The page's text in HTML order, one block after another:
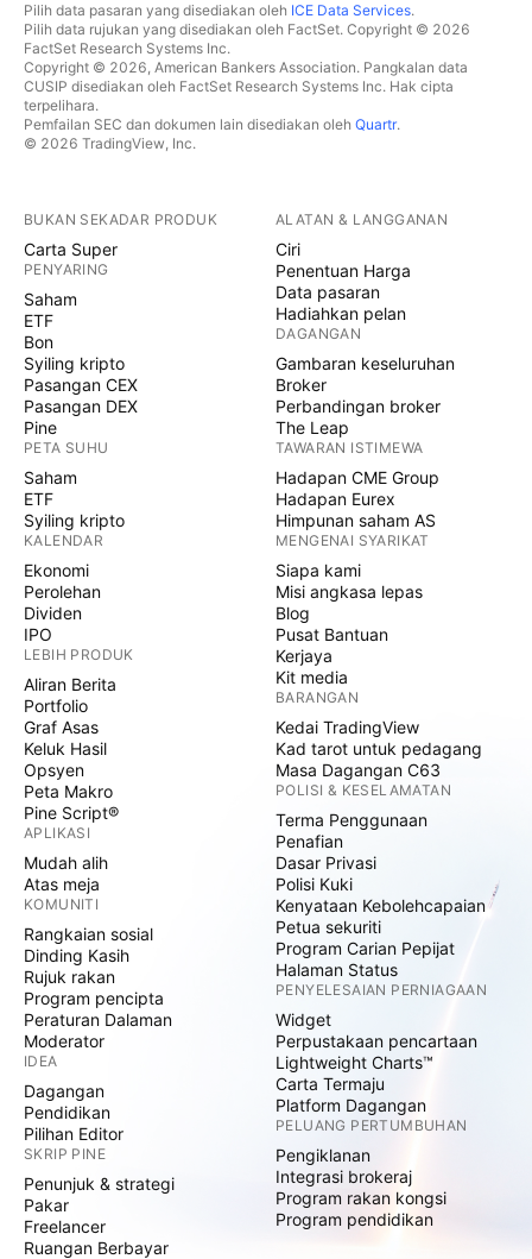
Pilih data pasaran yang disediakan oleh ICE Data Services.
Pilih data rujukan yang disediakan oleh FactSet. Copyright © 2026
FactSet Research Systems Inc.
Copyright © 2026, American Bankers Association. Pangkalan data
CUSIP disediakan oleh FactSet Research Systems Inc. Hak cipta
terpelihara.
Pemfailan SEC dan dokumen lain disediakan oleh Quartr.
© 2026 TradingView, Inc.
BUKAN SEKADAR PRODUK
Carta Super
PENYARING
Saham
ETF
Bon
Syiling kripto
Pasangan CEX
Pasangan DEX
Pine
PETA SUHU
Saham
ETF
Syiling kripto
KALENDAR
Ekonomi
Perolehan
Dividen
IPO
LEBIH PRODUK
Aliran Berita
Portfolio
Graf Asas
Keluk Hasil
Opsyen
Peta Makro
Pine Script®
APLIKASI
Mudah alih
Atas meja
KOMUNITI
Rangkaian sosial
Dinding Kasih
Rujuk rakan
Program pencipta
Peraturan Dalaman
Moderator
IDEA
Dagangan
Pendidikan
Pilihan Editor
SKRIP PINE
Penunjuk & strategi
Pakar
Freelancer
Ruangan Berbayar
ALATAN & LANGGANAN
Ciri
Penentuan Harga
Data pasaran
Hadiahkan pelan
DAGANGAN
Gambaran keseluruhan
Broker
Perbandingan broker
The Leap
TAWARAN ISTIMEWA
Hadapan CME Group
Hadapan Eurex
Himpunan saham AS
MENGENAI SYARIKAT
Siapa kami
Misi angkasa lepas
Blog
Pusat Bantuan
Kerjaya
Kit media
BARANGAN
Kedai TradingView
Kad tarot untuk pedagang
Masa Dagangan C63
POLISI & KESELAMATAN
Terma Penggunaan
Penafian
Dasar Privasi
Polisi Kuki
Kenyataan Kebolehcapaian
Petua sekuriti
Program Carian Pepijat
Halaman Status
PENYELESAIAN PERNIAGAAN
Widget
Perpustakaan pencartaan
Lightweight Charts™
Carta Termaju
Platform Dagangan
PELUANG PERTUMBUHAN
Pengiklanan
Integrasi brokeraj
Program rakan kongsi
Program pendidikan